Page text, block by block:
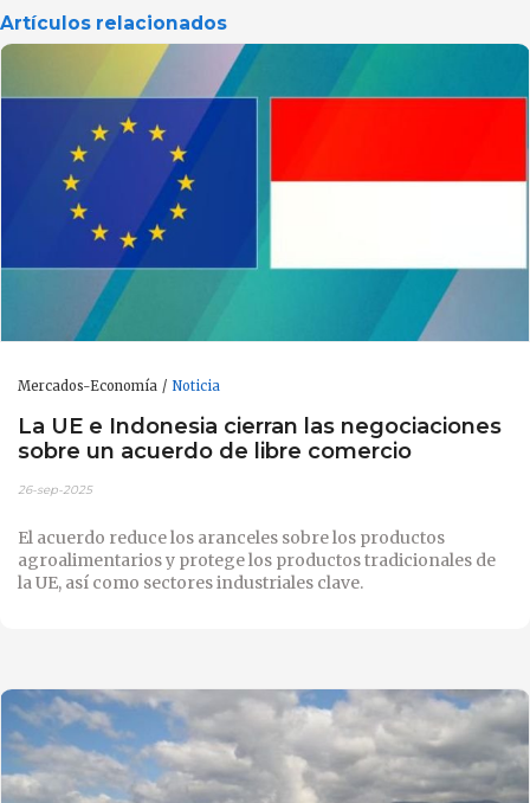
Artículos relacionados
Mercados-Economía Noticia
La UE e Indonesia cierran las negociaciones
sobre un acuerdo de libre comercio
26-sep-2025
El acuerdo reduce los aranceles sobre los productos
agroalimentarios y protege los productos tradicionales de
la UE, así como sectores industriales clave.